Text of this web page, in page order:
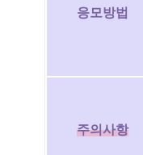
응모방법
주의사항